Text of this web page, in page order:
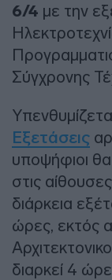
6/4 με την
Σύγχρονης
Εξετάσεις
υποψήφιοι
στις
διάρκεια
ώρες, εκτός
διαρκεί 4